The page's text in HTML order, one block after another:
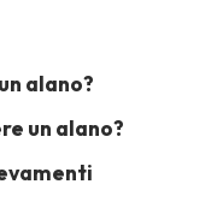
alano?
un alano?